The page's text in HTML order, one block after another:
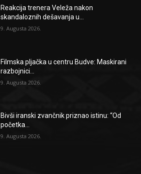
Reakcija trenera Veleža nakon
skandaloznih dešavanja u...
9. Augusta 2026.
Filmska pljačka u centru Budve: Maskirani
razbojnici...
9. Augusta 2026.
Bivši iranski zvančnik priznao istinu: “Od
početka...
9. Augusta 2026.